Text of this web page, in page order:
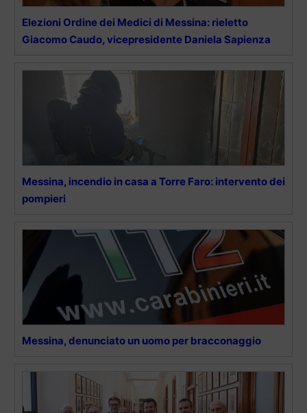
Elezioni Ordine dei Medici di Messina: rieletto
Giacomo Caudo, vicepresidente Daniela Sapienza
Messina, incendio in casa a Torre Faro: intervento dei
pompieri
Messina, denunciato un uomo per bracconaggio